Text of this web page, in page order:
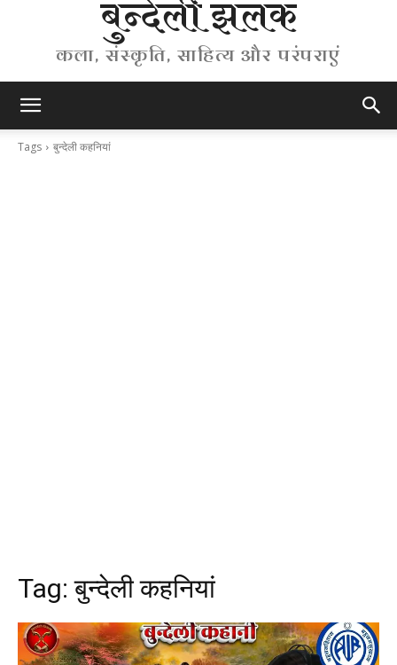
बुन्देली झलक
कला, संस्कृति, साहित्य और परंपराएं
Tags बुन्देली कहनियां
Tag:बुन्देली कहनियां